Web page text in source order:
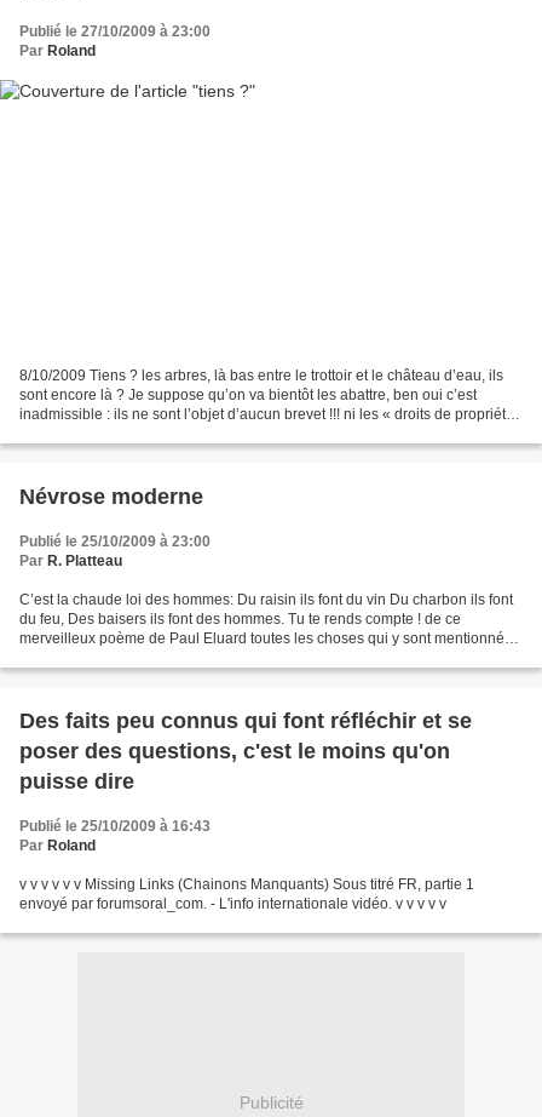
Publié le 27/10/2009 à 23:00
Par Roland
8/10/2009 Tiens ? les arbres, là bas entre le trottoir et le château d’eau, ils
sont encore là ? Je suppose qu’on va bientôt les abattre, ben oui c’est
inadmissible : ils ne sont l’objet d’aucun brevet !!! ni les « droits de propriété
Névrose moderne
Publié le 25/10/2009 à 23:00
Par R. Platteau
C’est la chaude loi des hommes: Du raisin ils font du vin Du charbon ils font
du feu, Des baisers ils font des hommes. Tu te rends compte ! de ce
merveilleux poème de Paul Eluard toutes les choses qui y sont mentionnées
Des faits peu connus qui font réfléchir et se
poser des questions, c'est le moins qu'on
puisse dire
Publié le 25/10/2009 à 16:43
Par Roland
v v v v v v Missing Links (Chainons Manquants) Sous titré FR, partie 1
envoyé par forumsoral_com. - L'info internationale vidéo. v v v v v
Publicité